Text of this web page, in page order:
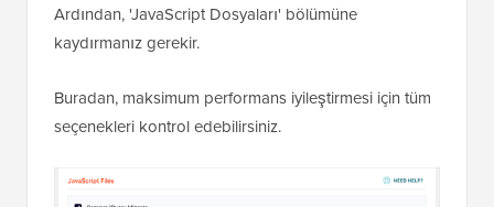
Ardından, 'JavaScript Dosyaları' bölümüne
kaydırmanız gerekir.
Buradan, maksimum performans iyileştirmesi için tüm
seçenekleri kontrol edebilirsiniz.